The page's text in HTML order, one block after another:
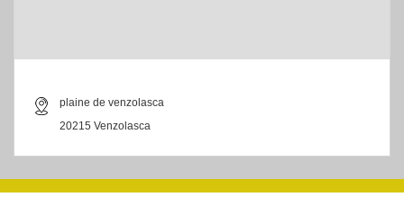
plaine de venzolasca
20215 Venzolasca